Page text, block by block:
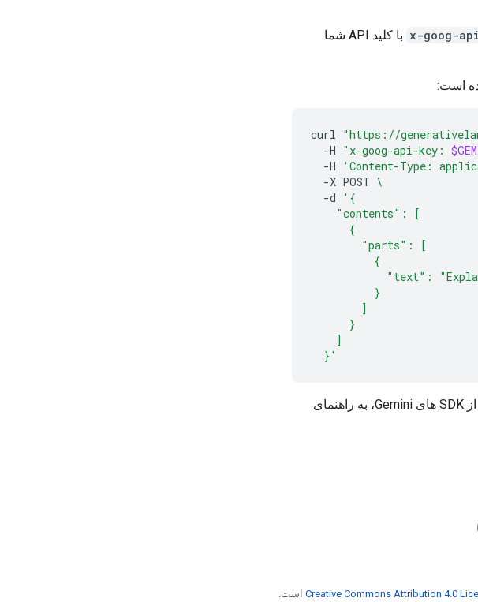
x-goog-
با کلید API شما
curl "https://
-H "x-goog-api-key:
-H
'Content-Type:
-X POST \
-d
'{
    "contents": [
      {
        "parts": [
          {
"text":
          }
        ]
      }
    ]
  }'
Creative Commons Attribution 4.0 است.